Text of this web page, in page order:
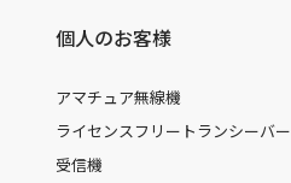
個人のお客様
アマチュア無線機
ライセンスフリートランシーバー
受信機